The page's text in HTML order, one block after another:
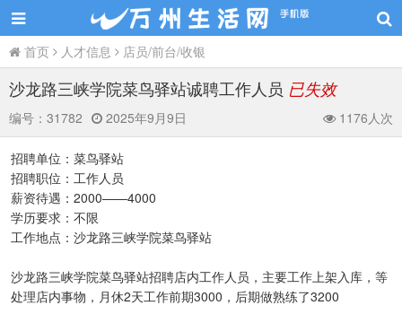
首页 人才信息 店员/前台/收银
沙龙路三峡学院菜鸟驿站诚聘工作人员 已失效
编号： 31782 2025年9月9日 1176人次
招聘单位：菜鸟驿站
招聘职位：工作人员
薪资待遇：2000——4000
学历要求：不限
工作地点：沙龙路三峡学院菜鸟驿站
沙龙路三峡学院菜鸟驿站招聘店内工作人员，主要工作上架入库，等
处理店内事物，月休2天工作前期3000，后期做熟练了3200